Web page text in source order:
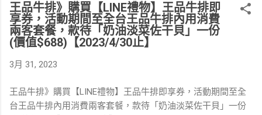
王品牛排》購買【LINE禮物】王品牛排即
享券，活動期間至全台王品牛排內用消費
兩客套餐，款待「奶油淡菜佐干貝」一份
(價值$688)【2023/4/30止】
3月 31, 2023
王品牛排》購買【LINE禮物】王品牛排即享券，活動期間至全
台王品牛排內用消費兩客套餐，款待「奶油淡菜佐干貝」一份